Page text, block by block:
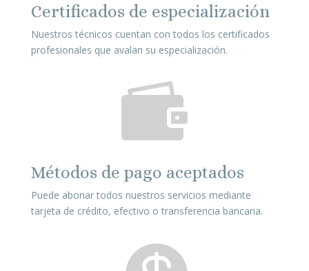
Certificados de especialización
Nuestros técnicos cuentan con todos los certificados
profesionales que avalan su especialización.

Métodos de pago aceptados
Puede abonar todos nuestros servicios mediante
tarjeta de crédito, efectivo o transferencia bancaria.